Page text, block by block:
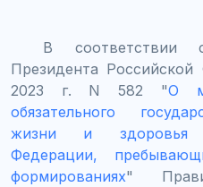
В
Президента
2023 г. N 582 "О
обязательного
жизни и здоровья
Федерации,
формированиях"